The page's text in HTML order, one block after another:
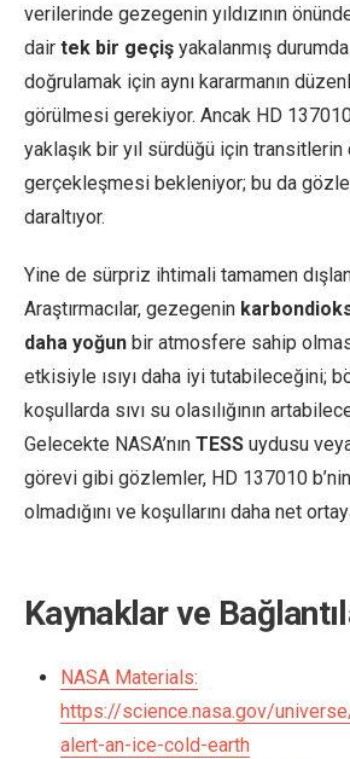
verilerinde gezegenin yıldızının
dair tek bir geçiş yakalanmış
doğrulamak için aynı kararmanın
görülmesi gerekiyor. Ancak HD
yaklaşık bir yıl sürdüğü için transitlerin
gerçekleşmesi bekleniyor; bu da
daraltıyor.
Yine de sürpriz ihtimali tamamen
Araştırmacılar, gezegenin
daha yoğun bir atmosfere sahip
etkisiyle ısıyı daha iyi tutabileceğini;
koşullarda sıvı su olasılığının
Gelecekte NASA’nın TESS uydusu veya
görevi gibi gözlemler, HD 137010
olmadığını ve koşullarını daha net
Kaynaklar ve
NASA Materials:
https://science.nasa.gov/
alert-an-ice-cold-earth